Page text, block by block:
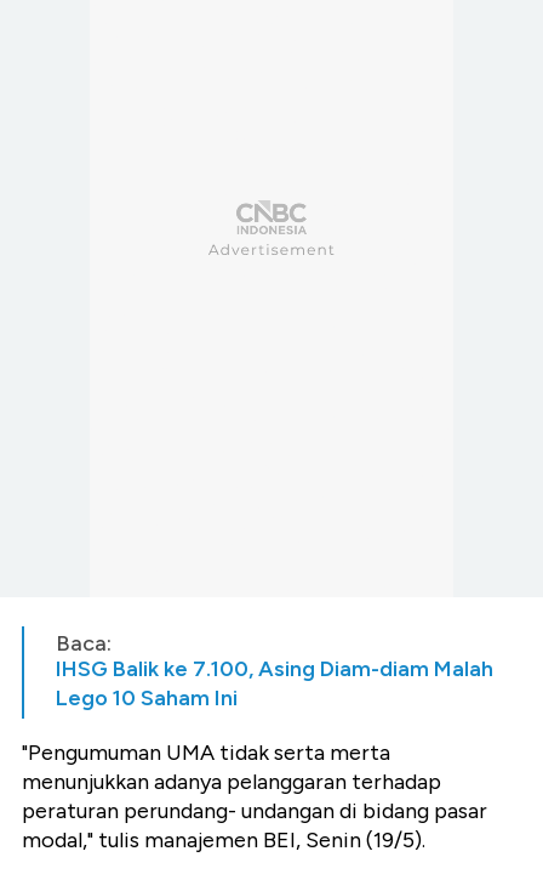
Baca:
IHSG Balik ke 7.100, Asing Diam-diam Malah
Lego 10 Saham Ini
"Pengumuman UMA tidak serta merta
menunjukkan adanya pelanggaran terhadap
peraturan perundang- undangan di bidang pasar
modal," tulis manajemen BEI, Senin (19/5).